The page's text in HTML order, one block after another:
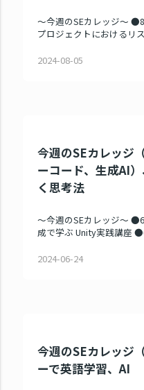
～今週のSEカレッジ～
プロジェクトにおけるリ
2024-08-05
今週のSEカレッジ
ーコード、生成AI
く思考法
～今週のSEカレッジ～
成で学ぶ Unity実践講座
2024-06-24
今週のSEカレッジ
ーで英語学習、AI